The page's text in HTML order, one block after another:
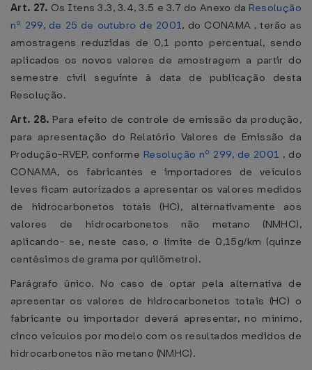
Art. 27. Os Itens 3.3, 3.4, 3.5 e 3.7 do Anexo da Resolução
nº 299, de 25 de outubro de 2001, do CONAMA , terão as
amostragens reduzidas de 0,1 ponto percentual, sendo
aplicados os novos valores de amostragem a partir do
semestre civil seguinte à data de publicação desta
Resolução.
Art. 28. Para efeito de controle de emissão da produção,
para apresentação do Relatório Valores de Emissão da
Produção-RVEP, conforme Resolução nº 299, de 2001 , do
CONAMA, os fabricantes e importadores de veículos
leves ficam autorizados a apresentar os valores medidos
de hidrocarbonetos totais (HC), alternativamente aos
valores de hidrocarbonetos não metano (NMHC),
aplicando- se, neste caso, o limite de 0,15g/km (quinze
centésimos de grama por quilômetro).
Parágrafo único. No caso de optar pela alternativa de
apresentar os valores de hidrocarbonetos totais (HC) o
fabricante ou importador deverá apresentar, no mínimo,
cinco veículos por modelo com os resultados medidos de
hidrocarbonetos não metano (NMHC).